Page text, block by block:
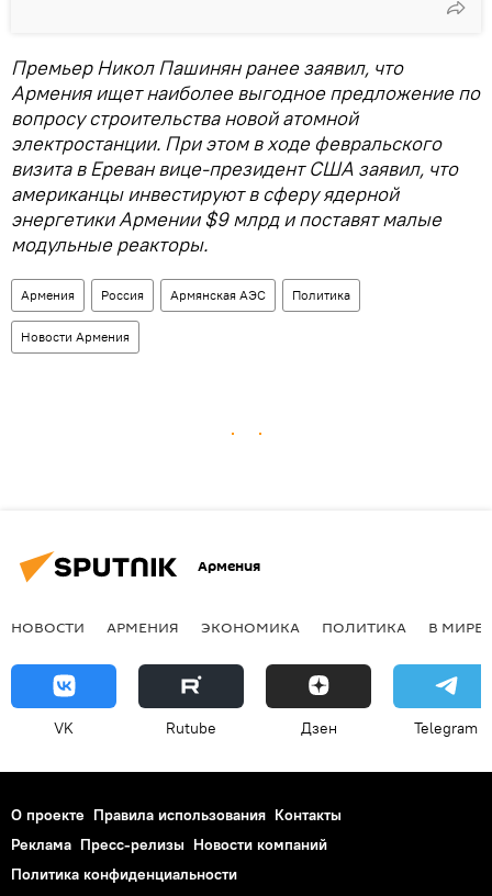
Премьер Никол Пашинян ранее заявил, что
Армения ищет наиболее выгодное предложение по
вопросу строительства новой атомной
электростанции. При этом в ходе февральского
визита в Ереван вице-президент США заявил, что
американцы инвестируют в сферу ядерной
энергетики Армении $9 млрд и поставят малые
модульные реакторы.
Армения Россия Армянская АЭС Политика
Новости Армения
Армения
НОВОСТИ АРМЕНИЯ ЭКОНОМИКА ПОЛИТИКА В МИРЕ
VK Rutube Дзен Telegram
О проекте Правила использования Контакты
Реклама Пресс-релизы Новости компаний
Политика конфиденциальности